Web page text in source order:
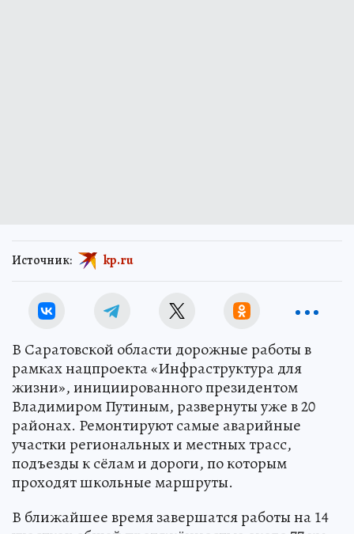
В Саратовской области дорожные работы в
рамках нацпроекта «Инфраструктура для
жизни», инициированного президентом
Владимиром Путиным, развернуты уже в 20
районах. Ремонтируют самые аварийные
участки региональных и местных трасс,
подъезды к сёлам и дороги, по которым
проходят школьные маршруты.